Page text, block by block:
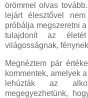
örömmel olvas
lejárt élesztővel
próbálja megszeretni
tulajdonít az
világosságnak,
Megnéztem pár
kommentek, amelyek
lehúzták az
megegyezhetünk,